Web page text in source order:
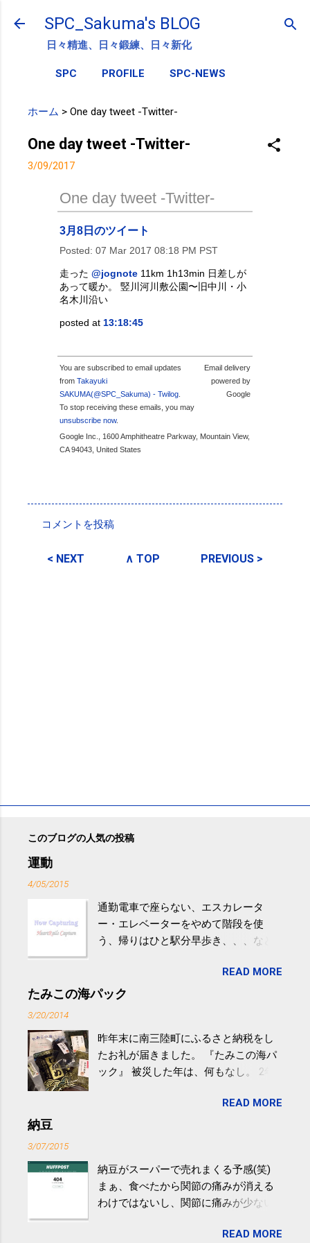
スキップしてメイン コンテンツに移動
SPC_Sakuma's BLOG
日々精進、日々鍛練、日々新化
SPC PROFILE SPC-NEWS
ホーム > One day tweet -Twitter-
One day tweet -Twitter-
3/09/2017
One day tweet -Twitter-
3月8日のツイート
Posted: 07 Mar 2017 08:18 PM PST
走った @jognote 11km 1h13min 日差しが
あって暖か。 竪川河川敷公園〜旧中川・小
名木川沿い
posted at 13:18:45
You are subscribed to email updates
from Takayuki
SAKUMA(@SPC_Sakuma) - Twilog
To stop receiving these emails, you may
unsubscribe now.
Email delivery
powered by
Google
Google Inc., 1600 Amphitheatre Parkway, Mountain View,
CA 94043, United States
メ
コメントを投稿
< NEXT ∧ TOP PREVIOUS >
このブログの人気の投稿
運動
4/05/2015
通勤電車で座らない、エスカレータ
ー・エレベーターをやめて階段を使
う、帰りはひと駅分早歩き、、、など
やすい。 スポーツウェア・シューズで
するものだけが運動ではない。 食べ
けると改善する、との結果を筑波大の
研究チームが発表した。改善が期待で
きるのは、過度の飲酒が原因ではない
減らなくても効果があるという。 正田
波大「減量しなくても効果」 - ニュー
ス - アピタル（医療・健康）
READ MORE
たみこの海パック
3/20/2014
昨年末に南三陸町にふるさと納税をし
たお礼が届きました。 『たみこの海パ
ック』 被災した年は、何もなし。 2年
が『たみこの海パック』。 ボランティ
全く考えていなかったので、貰えると
少しづつ復興してる感が伝わってきて
嬉しいです。 あと、ふるさと納税が節
ですが、節税になるほど稼げていない
READ MORE
納豆
3/07/2015
納豆がスーパーで売れまくる予感(笑)
まぁ、食べたから関節の痛みが消える
わけではないし、関節に痛みが少ない
ど。。 「関節の老化」は、「コンドロ
READ MORE